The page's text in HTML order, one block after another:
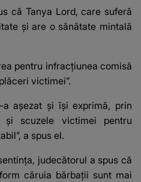
că..."
Franța
că Tanya Lord, care suferă
și are o sănătate mintală
pentru infracțiunea comisă
victimei”.
așezat și își exprimă, prin
şi scuzele victimei pentru
a spus el.
judecătorul a spus că
căruia bărbații sunt mai